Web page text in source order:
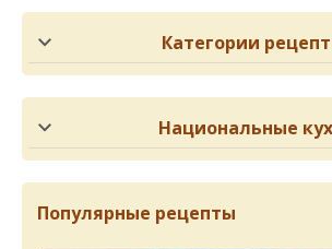
Категории
Национальные
Популярные рецепты